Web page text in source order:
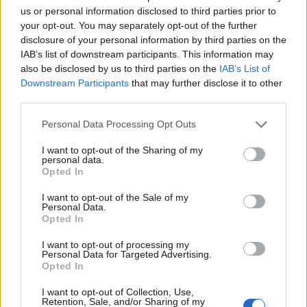
us or personal information disclosed to third parties prior to
your opt-out. You may separately opt-out of the further
disclosure of your personal information by third parties on the
IAB’s list of downstream participants. This information may
also be disclosed by us to third parties on the IAB’s List of
Downstream Participants that may further disclose it to other
Personal Data Processing Opt Outs
I want to opt-out of the Sharing of my
personal data.
Opted In
I want to opt-out of the Sale of my
Personal Data.
Opted In
I want to opt-out of processing my
Personal Data for Targeted Advertising.
Opted In
I want to opt-out of Collection, Use,
Retention, Sale, and/or Sharing of my
Δικαιολογητικά Ζημιές Πλημμύρες
Πληρωμή
Περιφέρεια Κρήτης
Ηράκλειο
Γίνε ο ρεπόρτερ του CRETALIVE
ΣΤΕΊΛΕ ΤΗΝ ΕΊΔΗΣΗ
20:06